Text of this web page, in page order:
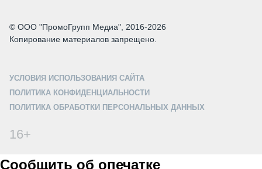
© ООО "ПромоГрупп Медиа", 2016-2026
Копирование материалов запрещено.
УСЛОВИЯ ИСПОЛЬЗОВАНИЯ САЙТА
ПОЛИТИКА КОНФИДЕНЦИАЛЬНОСТИ
ПОЛИТИКА ОБРАБОТКИ ПЕРСОНАЛЬНЫХ ДАННЫХ
16+
Сообщить об опечатке